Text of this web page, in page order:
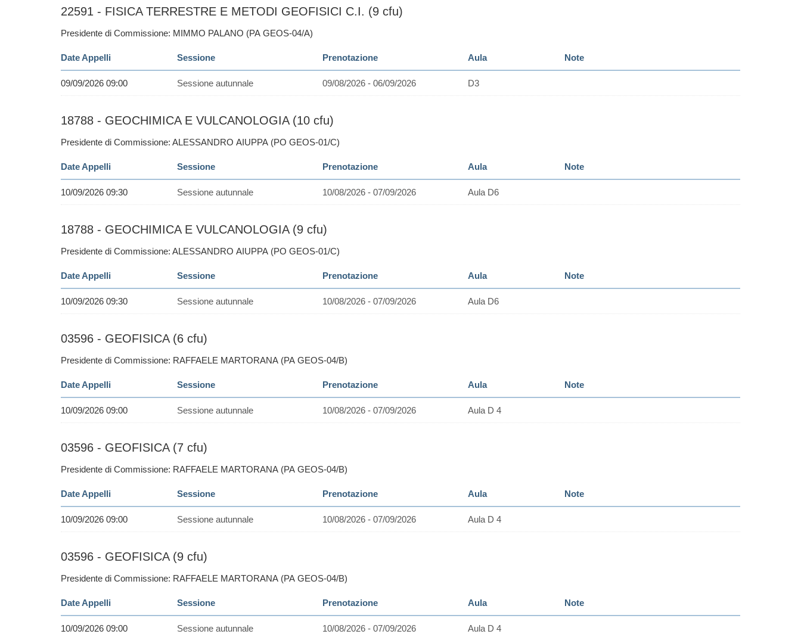
22591 - FISICA TERRESTRE E METODI GEOFISICI C.I. (9 cfu)
Presidente di Commissione: MIMMO PALANO (PA GEOS-04/A)
Date Appelli Sessione Prenotazione Aula Note
09/09/2026 09:00 Sessione autunnale 09/08/2026 - 06/09/2026 D3
18788 - GEOCHIMICA E VULCANOLOGIA (10 cfu)
Presidente di Commissione: ALESSANDRO AIUPPA (PO GEOS-01/C)
Date Appelli Sessione Prenotazione Aula Note
10/09/2026 09:30 Sessione autunnale 10/08/2026 - 07/09/2026 Aula D6
18788 - GEOCHIMICA E VULCANOLOGIA (9 cfu)
Presidente di Commissione: ALESSANDRO AIUPPA (PO GEOS-01/C)
Date Appelli Sessione Prenotazione Aula Note
10/09/2026 09:30 Sessione autunnale 10/08/2026 - 07/09/2026 Aula D6
03596 - GEOFISICA (6 cfu)
Presidente di Commissione: RAFFAELE MARTORANA (PA GEOS-04/B)
Date Appelli Sessione Prenotazione Aula Note
10/09/2026 09:00 Sessione autunnale 10/08/2026 - 07/09/2026 Aula D 4
03596 - GEOFISICA (7 cfu)
Presidente di Commissione: RAFFAELE MARTORANA (PA GEOS-04/B)
Date Appelli Sessione Prenotazione Aula Note
10/09/2026 09:00 Sessione autunnale 10/08/2026 - 07/09/2026 Aula D 4
03596 - GEOFISICA (9 cfu)
Presidente di Commissione: RAFFAELE MARTORANA (PA GEOS-04/B)
Date Appelli Sessione Prenotazione Aula Note
10/09/2026 09:00 Sessione autunnale 10/08/2026 - 07/09/2026 Aula D 4